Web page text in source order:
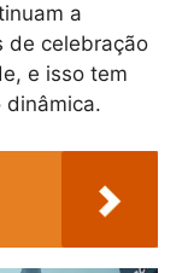
a
de celebração
e isso tem
dinâmica.